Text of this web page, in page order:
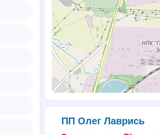
ПП Олег Лаврись